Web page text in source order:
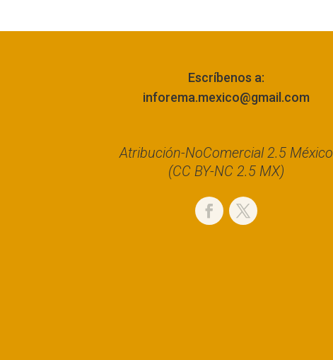
Escríbenos a:
inforema.mexico@gmail.com
Atribución-NoComercial 2.5 México
(CC BY-NC 2.5 MX)